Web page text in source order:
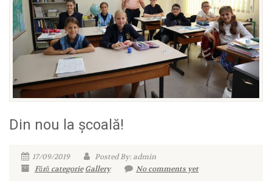
Din nou la școală!
17/09/2019
Posted By: admin
Fără categorie Gallery No comments yet